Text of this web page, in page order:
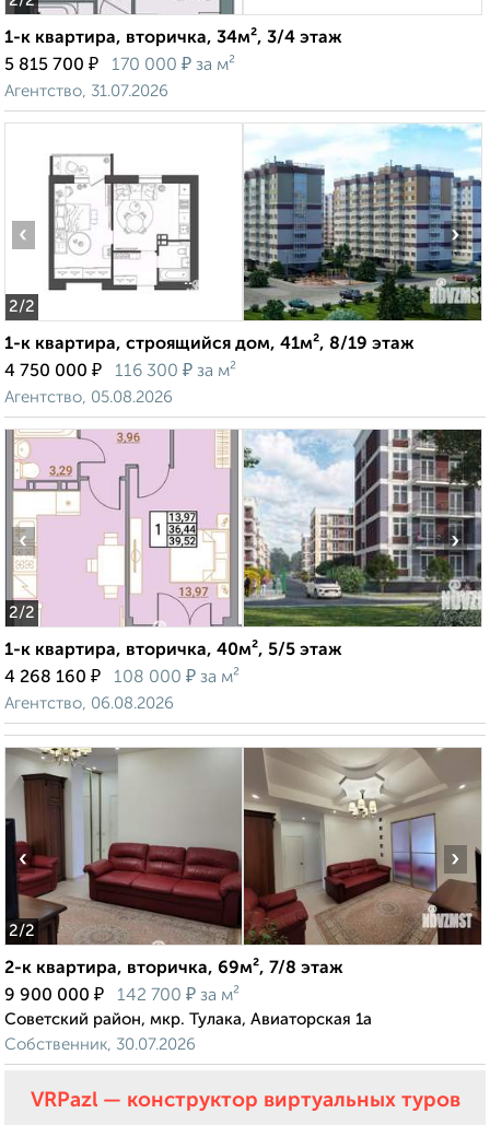
1-к квартира, вторичка, 34м², 3/4 этаж
5 815 700 ₽ 170 000 ₽ за м²
Агентство, 31.07.2026
2/2
‹ ›
1-к квартира, строящийся дом, 41м², 8/19 этаж
4 750 000 ₽ 116 300 ₽ за м²
Агентство, 05.08.2026
2/2
‹ ›
1-к квартира, вторичка, 40м², 5/5 этаж
4 268 160 ₽ 108 000 ₽ за м²
Агентство, 06.08.2026
2/2
‹ ›
2-к квартира, вторичка, 69м², 7/8 этаж
9 900 000 ₽ 142 700 ₽ за м²
Советский район, мкр. Тулака, Авиаторская 1а
Собственник, 30.07.2026
VRPazl — конструктор виртуальных туров